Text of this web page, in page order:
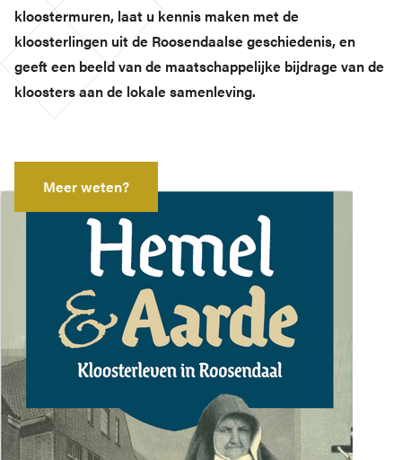
kloostermuren, laat u kennis maken met de
kloosterlingen uit de Roosendaalse geschiedenis, en
geeft een beeld van de maatschappelijke bijdrage van de
kloosters aan de lokale samenleving.
Meer weten?